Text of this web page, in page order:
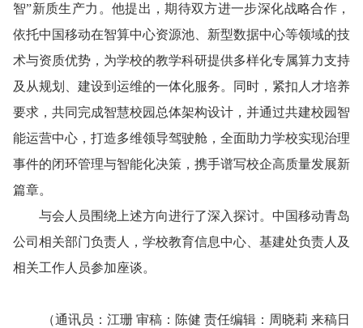
智”新质生产力。他提出，期待双方进一步深化战略合作，
依托中国移动在智算中心资源池、新型数据中心等领域的技
术与资质优势，为学校的教学科研提供多样化专属算力支持
及从规划、建设到运维的一体化服务。同时，紧扣人才培养
要求，共同完成智慧校园总体架构设计，并通过共建校园智
能运营中心，打造多维领导驾驶舱，全面助力学校实现治理
事件的闭环管理与智能化决策，携手谱写校企高质量发展新
篇章。
与会人员围绕上述方向进行了深入探讨。中国移动青岛
公司相关部门负责人，学校教育信息中心、基建处负责人及
相关工作人员参加座谈。
（通讯员：江珊 审稿：陈健 责任编辑：周晓莉 来稿日